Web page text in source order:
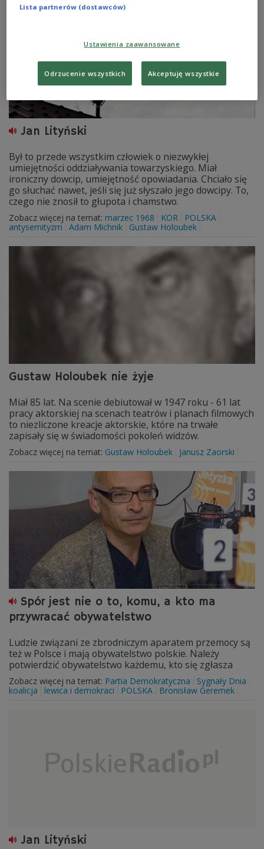
Jan Lityński
Był to przede wszystkim człowiek o niezwykłej
umiejętności oddziaływania towarzyskiego. Miał
ironiczny dowcip, umiejętność opowiadania. Chciało się
go słuchać nawet, jeśli się już słyszało jego dowcipy. To,
czego nie znosił to głupota i chamstwo.
Zobacz więcej na temat: marzec 1968 KOR
POLSKA
antysemityzm Adam Michnik Gustaw Holoubek
Gustaw Holoubek nie żyje
Miał 85 lat. Na scenie debiutował w 1947 roku - 61 lat
pracy aktorskiej na scenach teatrów i planach filmowych
to niezliczone kreacje aktorskie, które na trwałe
zapisały się w świadomości pokoleń widzów.
Zobacz więcej na temat: Gustaw Holoubek Janusz Zaorski
Spór jest nie o to, komu, a kto ma
przywracać obywatelstwo
Ludzie związani ze zbrodniczym aparatem przemocy są
też w Polsce i mają obywatelstwo polskie. Należy
potwierdzić obywatelstwo każdemu, kto się zgłasza
Zobacz więcej na temat: Partia Demokratyczna
Sygnały Dnia
koalicja
lewica i demokraci POLSKA Bronisław Geremek
Jan Lityński
Lista partnerów (dostawców)
Ustawienia zaawansowane
Odrzucenie wszystkich Akceptuję wszystkie